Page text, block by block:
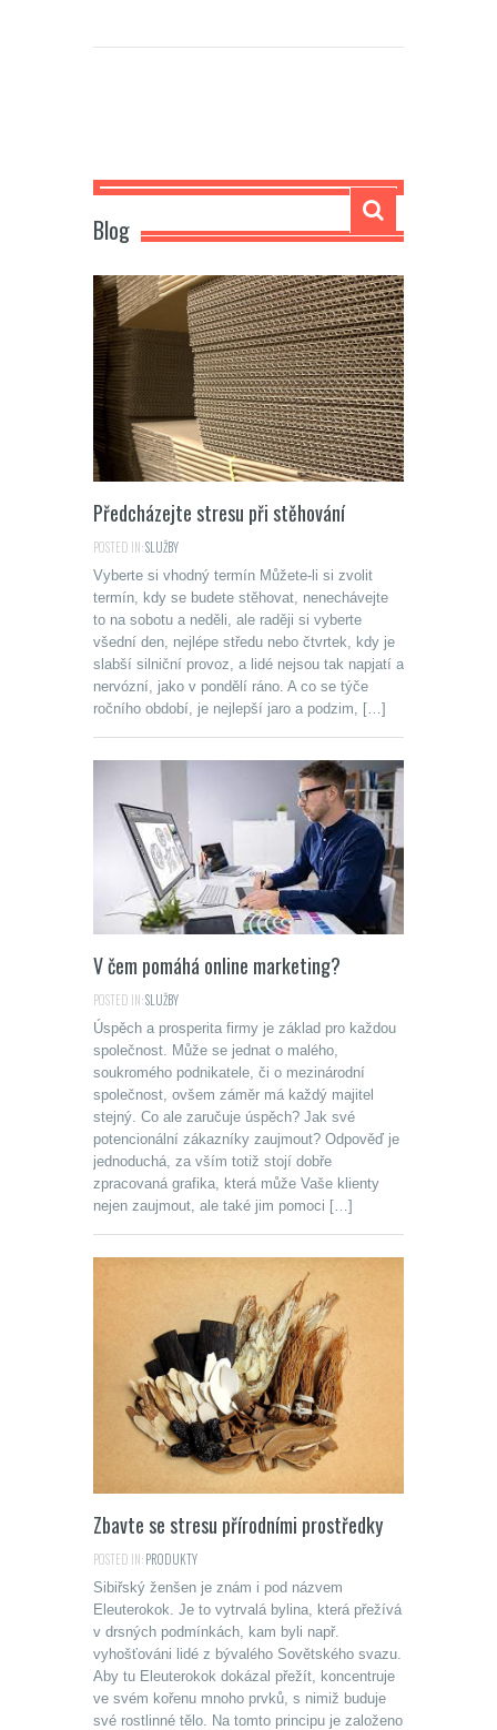
Blog
Předcházejte stresu při stěhování
POSTED IN:SLUŽBY
Vyberte si vhodný termín Můžete-li si zvolit
termín, kdy se budete stěhovat, nenechávejte
to na sobotu a neděli, ale raději si vyberte
všední den, nejlépe středu nebo čtvrtek, kdy je
slabší silniční provoz, a lidé nejsou tak napjatí a
nervózní, jako v pondělí ráno. A co se týče
ročního období, je nejlepší jaro a podzim, […]
V čem pomáhá online marketing?
POSTED IN:SLUŽBY
Úspěch a prosperita firmy je základ pro každou
společnost. Může se jednat o malého,
soukromého podnikatele, či o mezinárodní
společnost, ovšem záměr má každý majitel
stejný. Co ale zaručuje úspěch? Jak své
potencionální zákazníky zaujmout? Odpověď je
jednoduchá, za vším totiž stojí dobře
zpracovaná grafika, která může Vaše klienty
nejen zaujmout, ale také jim pomoci […]
Zbavte se stresu přírodními prostředky
POSTED IN:PRODUKTY
Sibiřský ženšen je znám i pod názvem
Eleuterokok. Je to vytrvalá bylina, která přežívá
v drsných podmínkách, kam byli např.
vyhošťováni lidé z bývalého Sovětského svazu.
Aby tu Eleuterokok dokázal přežít, koncentruje
ve svém kořenu mnoho prvků, s nimiž buduje
své rostlinné tělo. Na tomto principu je založeno